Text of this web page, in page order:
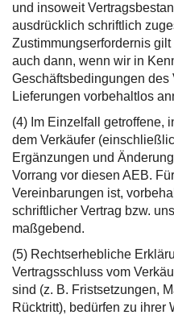
und insoweit
ausdrücklich schriftlich
Zustimmungserfordernis
auch dann, wenn wir in
Geschäftsbedingungen des
Lieferungen vorbehaltlos
(4) Im Einzelfall getroffene,
dem Verkäufer
Ergänzungen und
Vorrang vor diesen AEB.
Vereinbarungen ist,
schriftlicher Vertrag bzw.
maßgebend.
(5) Rechtserhebliche
Vertragsschluss vom
sind (z. B. Fristsetzungen,
Rücktritt), bedürfen zu ihrer